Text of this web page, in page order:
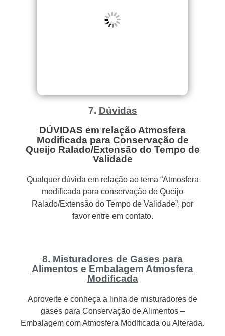
7. Dúvidas
DÚVIDAS em relação Atmosfera
Modificada para Conservação de
Queijo Ralado/Extensão do Tempo de
Validade
Qualquer dúvida em relação ao tema “Atmosfera
modificada para conservação de Queijo
Ralado/Extensão do Tempo de Validade”, por
favor entre em contato.
8. Misturadores de Gases para
Alimentos e Embalagem Atmosfera
Modificada
Aproveite e conheça a linha de misturadores de
gases para Conservação de Alimentos –
Embalagem com Atmosfera Modificada ou Alterada.